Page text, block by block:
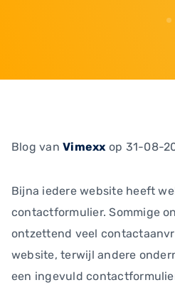
Blog vanVimexx op 31-08-
Bijna iedere website heeft
contactformulier. Sommige
ontzettend veel
website, terwijl andere
een ingevuld